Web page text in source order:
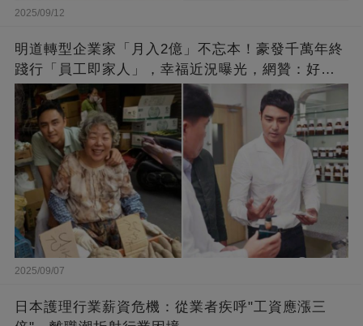
2025/09/12
明道轉型企業家「月入2億」不忘本！豪發千萬年終
踐行「員工即家人」，幸福近況曝光，網贊：好老
闆的福報
2025/09/07
日本護理行業薪資危機：從業者疾呼"工資應漲三